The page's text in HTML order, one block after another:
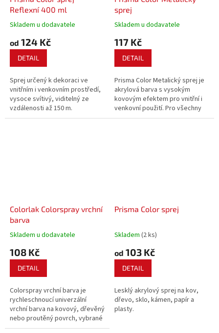
Reflexní 400 ml
Skladem u dodavatele
od 124 Kč
DETAIL
Sprej určený k dekoraci ve
vnitřním i venkovním prostředí,
vysoce svítivý, viditelný ze
vzdálenosti až 150 m.
sprej
Skladem u dodavatele
117 Kč
DETAIL
Prisma Color Metalický sprej je
akrylová barva s vysokým
kovovým efektem pro vnitřní i
venkovní použití. Pro všechny
povrchy.
Colorlak Colorspray vrchní
barva
Skladem u dodavatele
108 Kč
DETAIL
Colorspray vrchní barva je
rychleschnoucí univerzální
vrchní barva na kovový, dřevěný
nebo proutěný povrch, vybrané
plastové povrchy, zdivo, omítky
Prisma Color sprej
Skladem (2 ks)
od 103 Kč
DETAIL
Lesklý akrylový sprej na kov,
dřevo, sklo, kámen, papír a
plasty.